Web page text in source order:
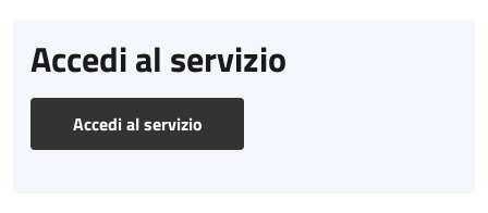
Accedi al servizio
Accedi al servizio